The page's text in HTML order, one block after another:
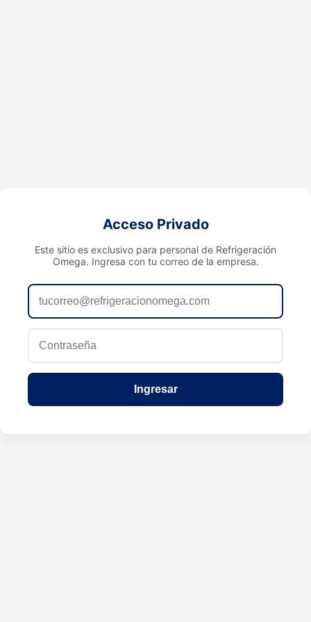
Acceso Privado
Este sitio es exclusivo para personal de Refrigeración
Omega. Ingresa con tu correo de la empresa.
Ingresar